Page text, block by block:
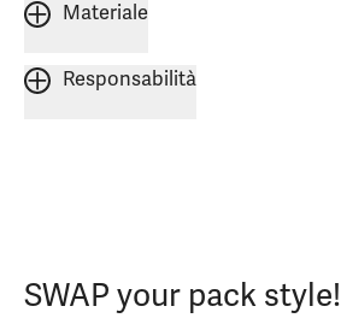
Materiale
Responsabilità
SWAP your pack style!